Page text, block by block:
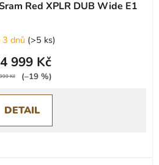
Red XPLR DUB Wide E1
3 dnů (>5 ks)
999 Kč
Kč (–19 %)
DETAIL